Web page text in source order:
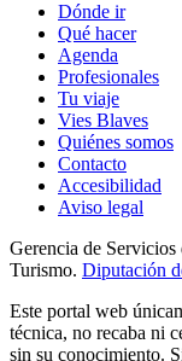
Dónde ir
Qué hacer
Agenda
Profesionales
Tu viaje
Vies Blaves
Quiénes somos
Contacto
Accesibilidad
Aviso legal
Gerencia de
Turismo. Diputación
Este portal web
técnica, no recaba ni
sin su conocimiento.